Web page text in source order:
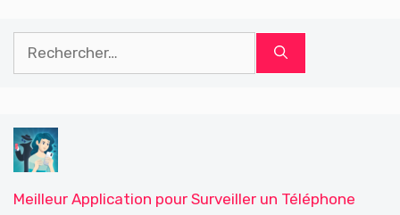
Meilleur Application pour Surveiller un Téléphone